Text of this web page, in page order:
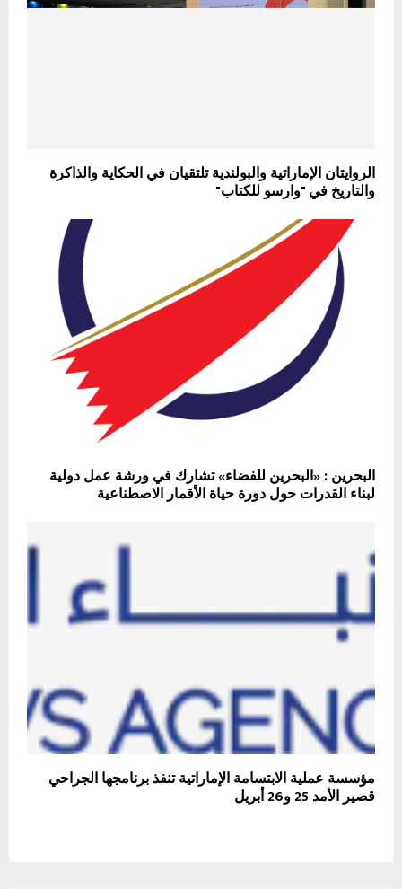
الروايتان الإماراتية والبولندية تلتقيان في الحكاية والذاكرة
والتاريخ في "وارسو للكتاب"
البحرين : «البحرين للفضاء» تشارك في ورشة عمل دولية
لبناء القدرات حول دورة حياة الأقمار الاصطناعية
مؤسسة عملية الابتسامة الإماراتية تنفذ برنامجها الجراحي
قصير الأمد 25 و26 أبريل